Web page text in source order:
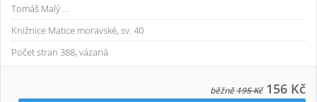
Tomáš Malý ...
Knižnice Matice moravské, sv. 40
Počet stran 388, vázaná
běžně195 Kč 156 Kč